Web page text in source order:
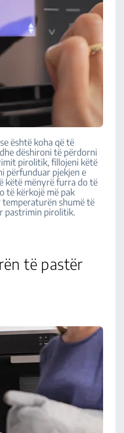
është koha që të
dëshironi të përdorni
pirolitik, fillojeni këtë
përfunduar pjekjen e
këtë mënyrë furra do të
të kërkojë më pak
shumë të
pastrimin pirolitik.
të pastër